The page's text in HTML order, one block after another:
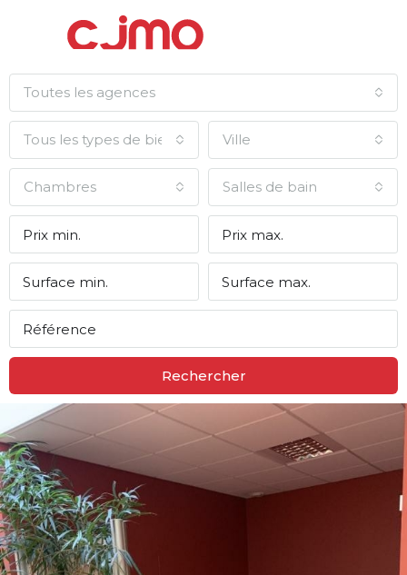
Toutes les agences
Tous les types de biens Ville
Chambres Salles de bain
Rechercher